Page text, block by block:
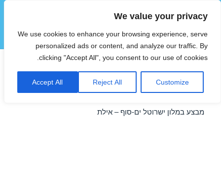
We value your privacy
We use cookies to enhance your browsing experience, serve
personalized ads or content, and analyze our traffic. By
clicking "Accept All", you consent to our use of cookies.
Customize
Reject All
Accept All
הוטצימר
תפריטים
ווידג'טים
מבצע במלון ישרוטל ים-סוף –
אילת 13/01/2017
מבצע במלון ישרוטל ים-סוף – אילת